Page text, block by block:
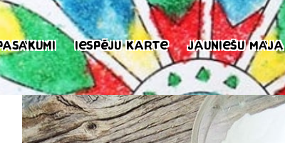
Iespēju karte Jauniešu māja